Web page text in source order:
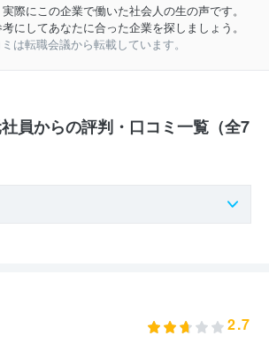
際にこの企業で働いた社会人の生の声です。
にしてあなたに合った企業を探しましょう。
は転職会議から転載しています。
員からの評判・口コミ一覧（全7
2.7